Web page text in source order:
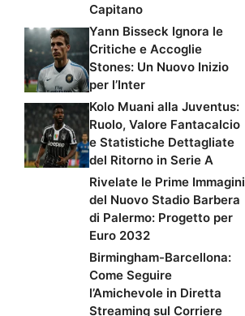
Capitano
Yann Bisseck Ignora le
Critiche e Accoglie
Stones: Un Nuovo Inizio
per l’Inter
Kolo Muani alla Juventus:
Ruolo, Valore Fantacalcio
e Statistiche Dettagliate
del Ritorno in Serie A
Rivelate le Prime Immagini
del Nuovo Stadio Barbera
di Palermo: Progetto per
Euro 2032
Birmingham-Barcellona:
Come Seguire
l’Amichevole in Diretta
Streaming sul Corriere